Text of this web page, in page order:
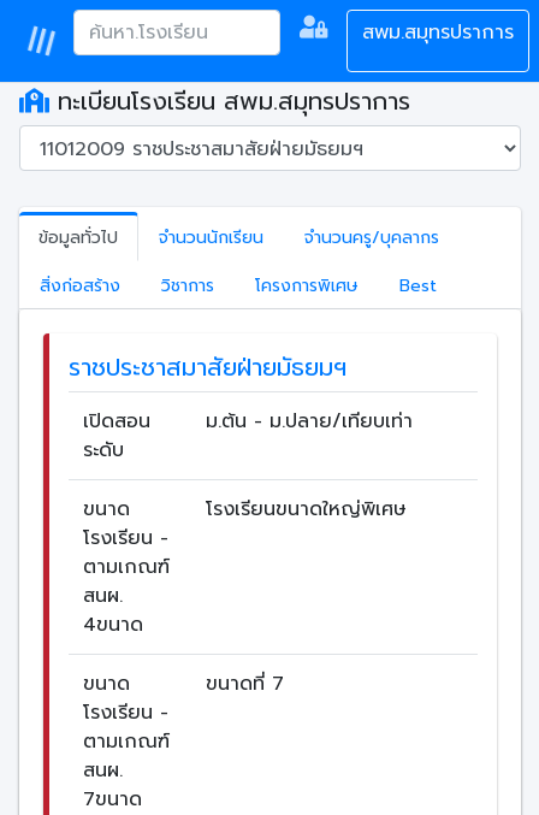
สพม.สมุทรปราการ
ทะเบียนโรงเรียน สพม.สมุทรปราการ
ข้อมูลทั่วไป จำนวนนักเรียน
จำนวนครู/บุคลากร
สิ่งก่อสร้าง
วิชาการ โครงการพิเศษ Best
ราชประชาสมาสัยฝ่ายมัธยมฯ
เปิดสอน
ระดับ
ม.ต้น - ม.ปลาย/เทียบเท่า
ขนาด
โรงเรียน -
ตามเกณฑ์
สนผ.
4ขนาด
โรงเรียนขนาดใหญ่พิเศษ
ขนาด
โรงเรียน -
ตามเกณฑ์
สนผ.
7ขนาด
ขนาดที่ 7